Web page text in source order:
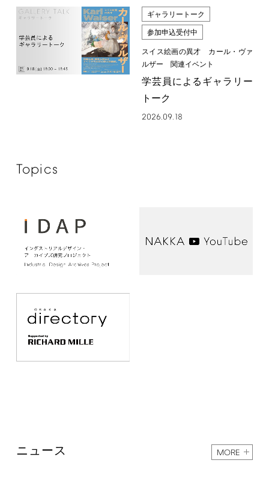
ギャラリートーク
参加申込受付中
スイス絵画の異才 カール・ヴァ
ルザー 関連イベント
学芸員によるギャラリー
トーク
2026.09.18
Topics
ニュース MORE